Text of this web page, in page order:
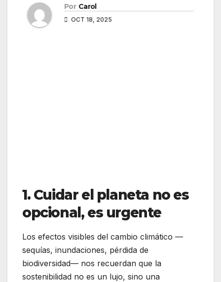
Por Carol
OCT 18, 2025
1. Cuidar el planeta no es
opcional, es urgente
Los efectos visibles del cambio climático —
sequías, inundaciones, pérdida de
biodiversidad— nos recuerdan que la
sostenibilidad no es un lujo, sino una